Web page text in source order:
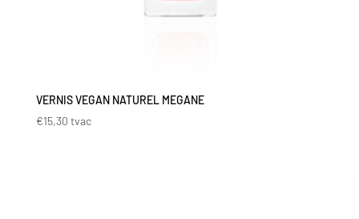
VERNIS VEGAN NATUREL MEGANE
€15,30 tvac